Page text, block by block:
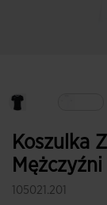
Koszulka
105021.201